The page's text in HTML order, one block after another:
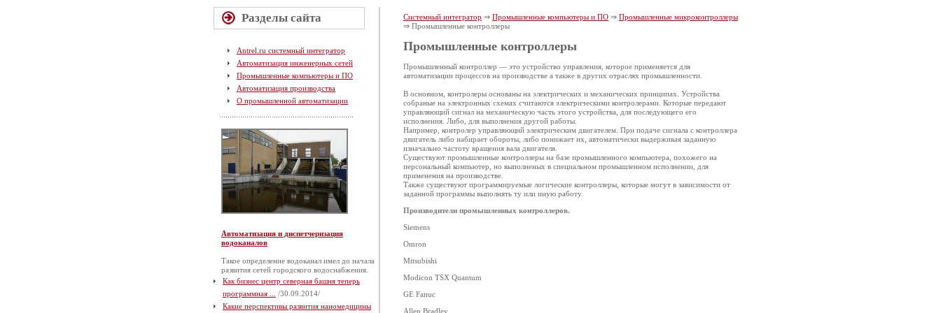
Разделы сайта
Antrel.ru системный интегратор
Автоматизация инженерных сетей
Промышленные компьютеры и ПО
Автоматизация производства
О промышленной автоматизации
Автоматизация и диспетчеризация
водоканалов
Такое определение водоканал имел до начала
развития сетей городского водоснабжения.
Как бизнес центр северная башня теперь
программная ...
/30.09.2014/
Какие перспективы развития наномедицины
Системный интегратор ⇒ Промышленные компьютеры и ПО ⇒ Промышленные микроконтроллеры
⇒ Промышленные контроллеры
Промышленные контроллеры
Промышленный контроллер — это устройство управления, которое применяется для
автоматизации процессов на производстве а также в других отраслях промышленности.
В основном, контролеры основаны на электрических и механических принципах. Устройства
собраные на электронных схемах считаются электрическими контролерами. Которые передают
управляющий сигнал на механическую часть этого устройства, для последующего его
исполнения. Либо, для выполнения другой работы.
Например, контролер управляющий электрическим двигателем. При подаче сигнала с контроллера
двигатель либо набирает обороты, либо понижает их, автоматически выдерживая заданную
изначально частоту вращения вала двигателя.
Существуют промышленные контроллеры на базе промышленного компьютера, похожего на
персональный компьютер, но выполненых в специальном промышленном исполнении, для
применения на производстве.
Также существуют программируемые логические контроллеры, которые могут в зависимости от
заданной программы выполнять ту или иную работу.
Производители промышленных контроллеров.
Siemens
Omron
Mitsubishi
Modicon TSX Quantum
GE Fanuc
Allen Bradley